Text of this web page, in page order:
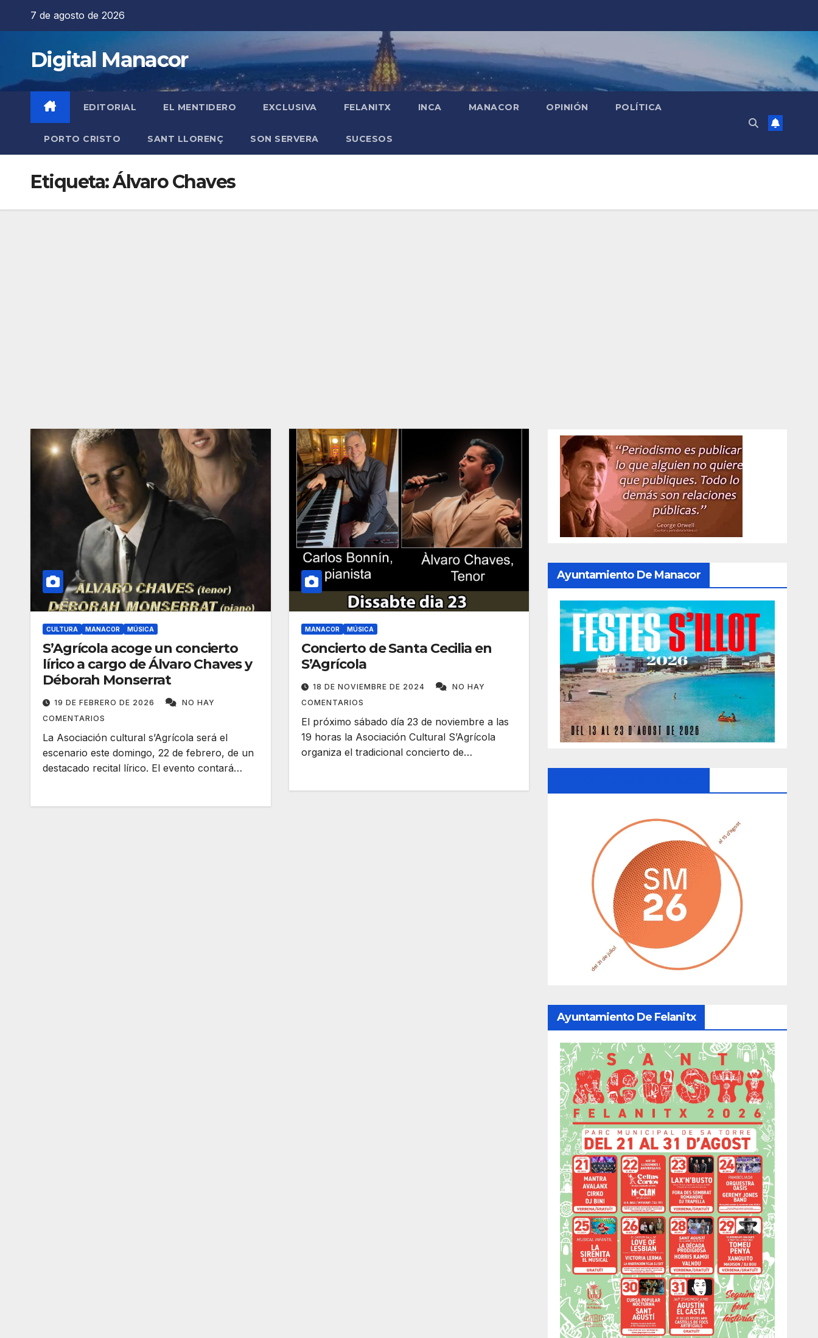
7 de agosto de 2026
Digital Manacor
EDITORIAL EL MENTIDERO EXCLUSIVA FELANITX INCA MANACOR OPINIÓN POLÍTICA
PORTO CRISTO SANT LLORENÇ SON SERVERA SUCESOS
Etiqueta:Álvaro Chaves
CULTURA MANACOR MÚSICA
S’Agrícola acoge un concierto
lírico a cargo de Álvaro Chaves y
Déborah Monserrat
19 DE FEBRERO DE 2026
NO HAY
COMENTARIOS
La Asociación cultural s’Agrícola será el
escenario este domingo, 22 de febrero, de un
destacado recital lírico. El evento contará…
MANACOR MÚSICA
Concierto de Santa Cecilia en
S’Agrícola
18 DE NOVIEMBRE DE 2024
NO HAY
COMENTARIOS
El próximo sábado día 23 de noviembre a las
19 horas la Asociación Cultural S’Agrícola
organiza el tradicional concierto de…
Ayuntamiento De Manacor
Ayuntamiento De Felanitx